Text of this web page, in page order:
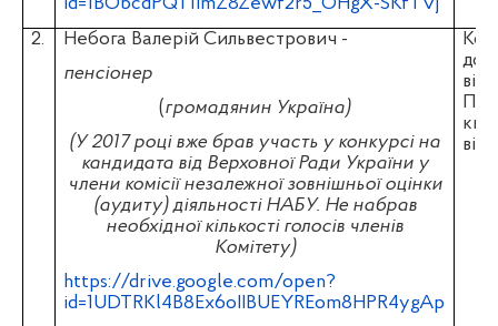
2.
Небога Валерій Сильвестрович -
пенсіонер
(громадянин Україна)
(У 2017 році вже брав участь у конкурсі на
кандидата від Верховної Ради України у
члени комісії незалежної зовнішньої оцінки
(аудиту) діяльності НАБУ. Не набрав
необхідної кількості голосів членів
Комітету)
https://drive.google.com/open?
id=1UDTRKl4B8Ex6oIIBUEYREom8HPR4ygAp